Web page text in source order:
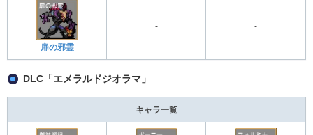
扉の邪霊
- -
DLC「エメラルドジオラマ」
キャラ一覧